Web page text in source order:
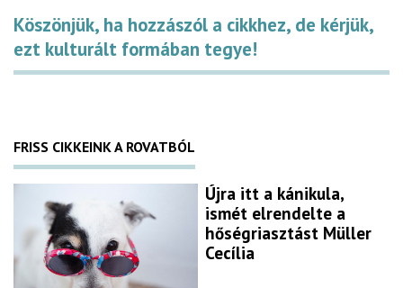
Köszönjük, ha hozzászól a cikkhez, de kérjük,
ezt kulturált formában tegye!
FRISS CIKKEINK A ROVATBÓL
Újra itt a kánikula,
ismét elrendelte a
hőségriasztást Müller
Cecília